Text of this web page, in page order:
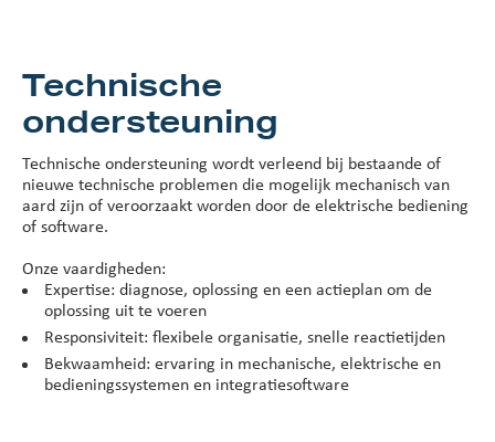
Technische
ondersteuning
Technische ondersteuning wordt verleend bij bestaande of
nieuwe technische problemen die mogelijk mechanisch van
aard zijn of veroorzaakt worden door de elektrische bediening
of software.
Onze vaardigheden:
Expertise: diagnose, oplossing en een actieplan om de
oplossing uit te voeren
Responsiviteit: flexibele organisatie, snelle reactietijden
Bekwaamheid: ervaring in mechanische, elektrische en
bedieningssystemen en integratiesoftware